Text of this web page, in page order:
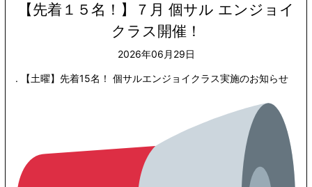
【先着１５名！】７月 個サル エンジョイ
クラス開催！
2026年06月29日
. 【土曜】先着15名！ 個サルエンジョイクラス実施のお知らせ